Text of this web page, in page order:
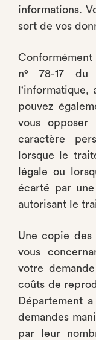
informations.
sort de vos
n° 78-17
l'informatique,
pouvez
vous opposer
caractère
lorsque le
légale ou
écarté par
autorisant le
Une copie des
vous
votre
coûts de
Département
demandes
par leur